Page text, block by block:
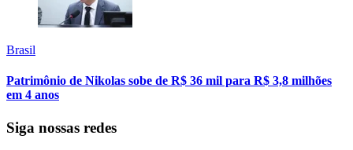
Brasil
Patrimônio de Nikolas sobe de R$ 36 mil para R$ 3,8 milhões
em 4 anos
Siga nossas redes